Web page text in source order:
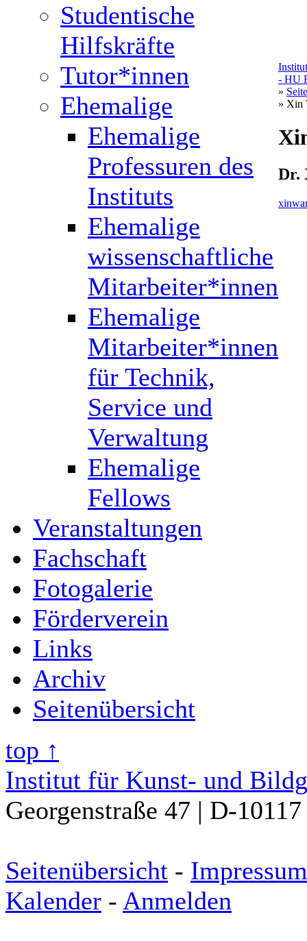
Studentische
Hilfskräfte
Tutor*innen
Ehemalige
Ehemalige
Professuren des
Instituts
Ehemalige
wissenschaftliche
Mitarbeiter*innen
Ehemalige
Mitarbeiter*innen
für Technik,
Service und
Verwaltung
Ehemalige
Fellows
Veranstaltungen
Fachschaft
Fotogalerie
Förderverein
Links
Archiv
Seitenübersicht
- HU
»
» Xin
Dr.
top ↑
Institut für Kunst- und
Georgenstraße 47 | D-
Seitenübersicht - Impressum
Kalender - Anmelden